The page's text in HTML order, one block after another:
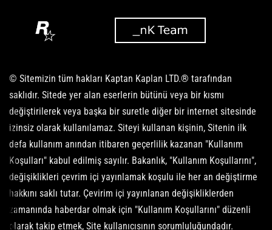
© Sitemizin tüm hakları Kaptan Kaplan LTD.® tarafından
saklıdır. Sitede yer alan eserlerin bütünü veya bir kısmı
değiştirilerek veya başka bir suretle diğer bir internet sitesinde
izinsiz olarak kullanılamaz. Siteyi kullanan kişinin, Sitenin ilk
defa kullanım anından itibaren geçerlilik kazanan "Kullanım
Koşulları" kabul edilmiş sayılır. Bakanlık, "Kullanım Koşullarını",
değişiklikleri çevrim içi yayınlamak koşulu ile her an değiştirme
hakkını saklı tutar. Çevirim içi yayınlanan değişikliklerden
zamanında haberdar olmak için "Kullanım Koşullarını" düzenli
olarak takip etmek, Site kullanıcısının sorumluluğundadır.